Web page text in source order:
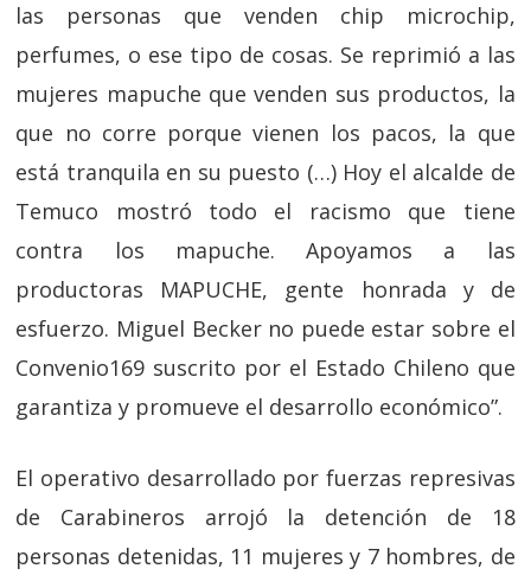
las personas que venden chip microchip,
perfumes, o ese tipo de cosas. Se reprimió a las
mujeres mapuche que venden sus productos, la
que no corre porque vienen los pacos, la que
está tranquila en su puesto (…) Hoy el alcalde de
Temuco mostró todo el racismo que tiene
contra los mapuche. Apoyamos a las
productoras MAPUCHE, gente honrada y de
esfuerzo. Miguel Becker no puede estar sobre el
Convenio169 suscrito por el Estado Chileno que
garantiza y promueve el desarrollo económico”.
El operativo desarrollado por fuerzas represivas
de Carabineros arrojó la detención de 18
personas detenidas, 11 mujeres y 7 hombres, de